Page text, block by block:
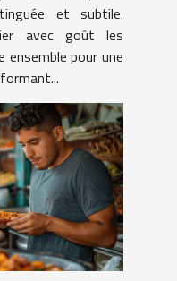
et subtile.
avec goût les
ensemble pour une